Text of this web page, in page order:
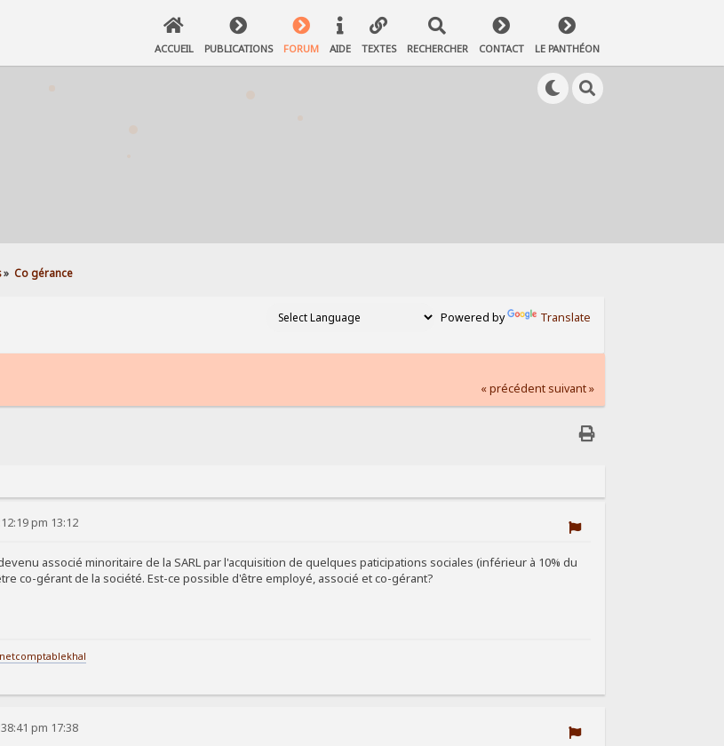
ACCUEIL PUBLICATIONS FORUM AIDE TEXTES RECHERCHER CONTACT LE PANTHÉON
» Co gérance
Powered by Translate
« précédent suivant »
pm 13:12
associé minoritaire de la SARL par l'acquisition de quelques paticipations sociales (inférieur à 10% du
co-gérant de la société. Est-ce possible d'être employé, associé et co-gérant?
pm 17:38